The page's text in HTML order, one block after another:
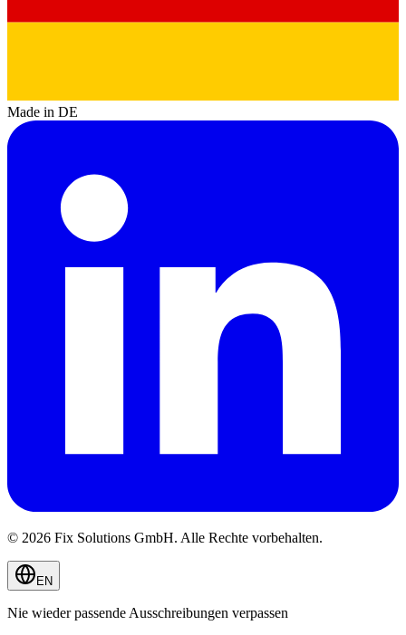
Made in DE
© 2026 Fix Solutions GmbH. Alle Rechte vorbehalten.
EN
Nie wieder passende Ausschreibungen verpassen